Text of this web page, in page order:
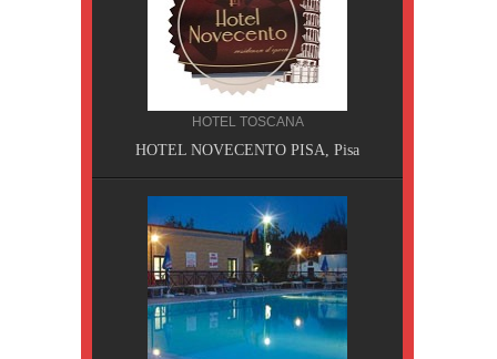
HOTEL TOSCANA
HOTEL NOVECENTO PISA, Pisa